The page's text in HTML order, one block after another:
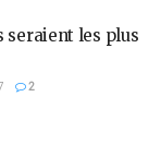
seraient les plus
2